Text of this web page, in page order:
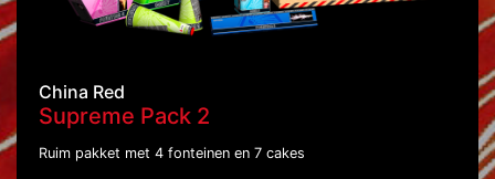
China Red
Supreme Pack 2
Ruim pakket met 4 fonteinen en 7 cakes